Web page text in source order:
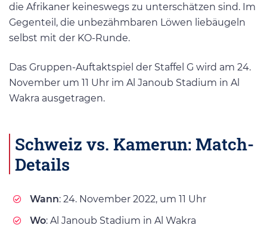
die Afrikaner keineswegs zu unterschätzen sind. Im
Gegenteil, die unbezähmbaren Löwen liebäugeln
selbst mit der KO-Runde.
Das Gruppen-Auftaktspiel der Staffel G wird am 24.
November um 11 Uhr im Al Janoub Stadium in Al
Wakra ausgetragen.
Schweiz vs. Kamerun: Match-
Details
Wann: 24. November 2022, um 11 Uhr
Wo: Al Janoub Stadium in Al Wakra